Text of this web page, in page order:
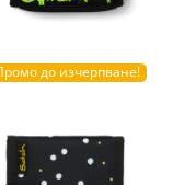
до изчерпване!